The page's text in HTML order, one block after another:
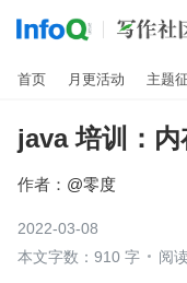
首页 月更活动 主题
java 培训：
作者： @零度
2022-03-08
本文字数：910 字
阅